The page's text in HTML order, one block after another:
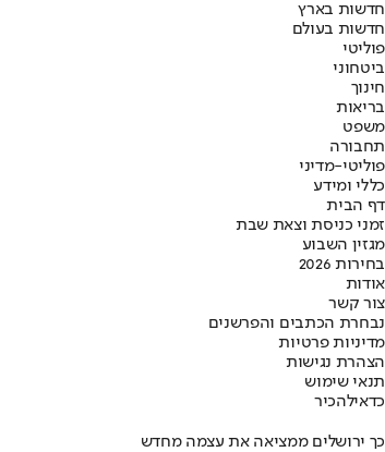
חדשות בארץ
חדשות בעולם
פוליטי
ביטחוני
חינוך
בריאות
משפט
תחבורה
פוליטי-מדיני
כללי ומידע
דף הבית
זמני כניסת וצאת שבת
מגזין השבוע
בחירות 2026
אודות
צור קשר
נבחרת הכתבים והפרשנים
מדיניות פרטיות
הצהרת נגישות
תנאי שימוש
כדאילהכיר
כך ירושלים ממציאה את עצמה מחדש